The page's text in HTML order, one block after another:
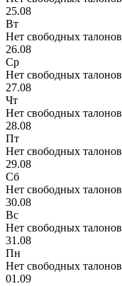
25.08
Вт
Нет свободных талонов
26.08
Ср
Нет свободных талонов
27.08
Чт
Нет свободных талонов
28.08
Пт
Нет свободных талонов
29.08
Сб
Нет свободных талонов
30.08
Вс
Нет свободных талонов
31.08
Пн
Нет свободных талонов
01.09